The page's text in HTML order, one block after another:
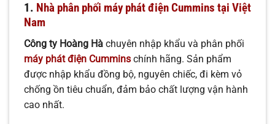
1. Nhà phân phối máy phát điện Cummins tại Việt
Nam
Công ty Hoàng Hà chuyên nhập khẩu và phân phối
máy phát điện Cummins chính hãng. Sản phẩm
được nhập khẩu đồng bộ, nguyên chiếc, đi kèm vỏ
chống ồn tiêu chuẩn, đảm bảo chất lượng vận hành
cao nhất.